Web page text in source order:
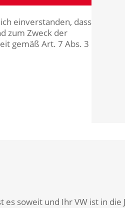
einverstanden, dass
zum Zweck der
gemäß Art. 7 Abs. 3
soweit und Ihr VW ist in